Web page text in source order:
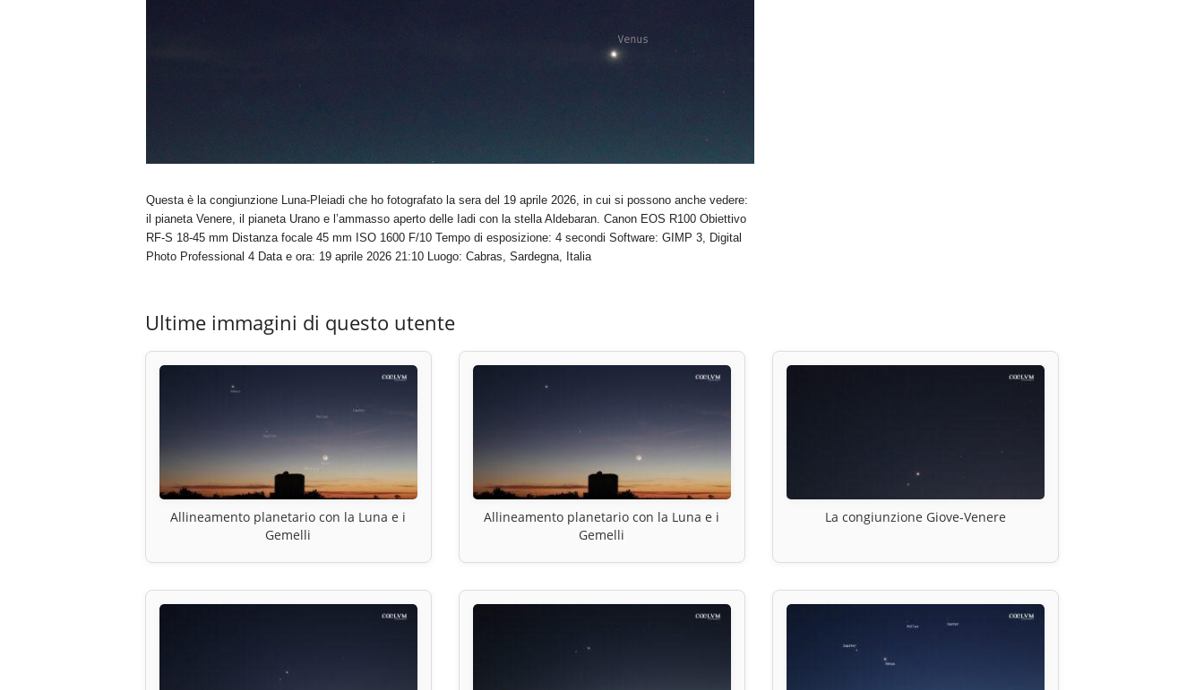
Questa è la congiunzione Luna-Pleiadi che ho fotografato la sera del 19 aprile 2026, in cui si possono anche vedere:
il pianeta Venere, il pianeta Urano e l’ammasso aperto delle Iadi con la stella Aldebaran. Canon EOS R100 Obiettivo
RF-S 18-45 mm Distanza focale 45 mm ISO 1600 F/10 Tempo di esposizione: 4 secondi Software: GIMP 3, Digital
Photo Professional 4 Data e ora: 19 aprile 2026 21:10 Luogo: Cabras, Sardegna, Italia
Ultime immagini di questo utente
Allineamento planetario con la Luna e i
Gemelli
Allineamento planetario con la Luna e i
Gemelli
La congiunzione Giove-Venere